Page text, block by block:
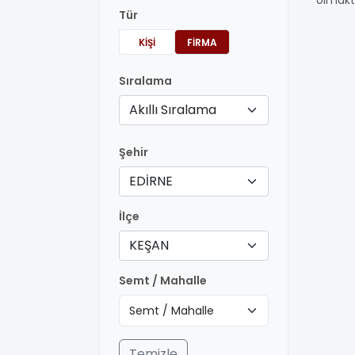
Tür
KIŞI FIRMA
Sıralama
Akıllı Sıralama
Şehir
EDİRNE
İlçe
KEŞAN
Semt / Mahalle